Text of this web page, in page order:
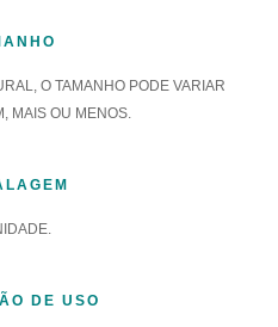
O TAMANHO PODE VARIAR
MAIS OU MENOS.
DE USO